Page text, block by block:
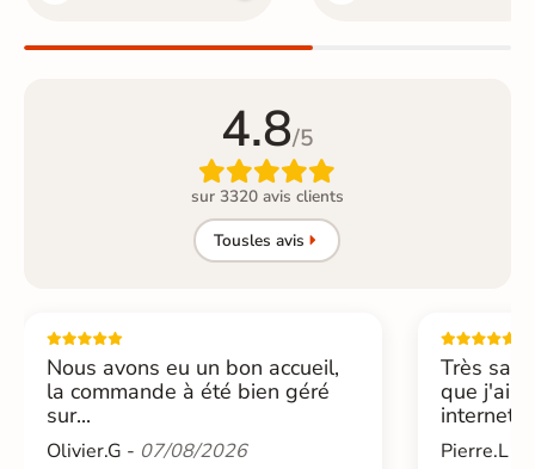
4.8/5

sur 3320 avis clients
Tousles avis
Nous avons eu un bon accueil,
la commande à été bien géré
sur...
Olivier.G - 07/08/2026
Très
que j'ai
internet....
Pierre.L -